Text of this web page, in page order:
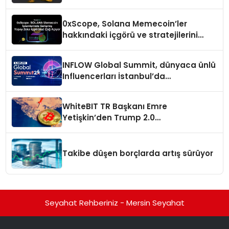
0xScope, Solana Memecoin’ler
hakkındaki içgörü ve stratejilerini
INFLOW Global Summit, dünyaca ünlü
Influencerları İstanbul’da
WhiteBIT TR Başkanı Emre
Yetişkin’den Trump 2.0
Takibe düşen borçlarda artış sürüyor
Seyahat Rehberiniz - Mersin Seyahat